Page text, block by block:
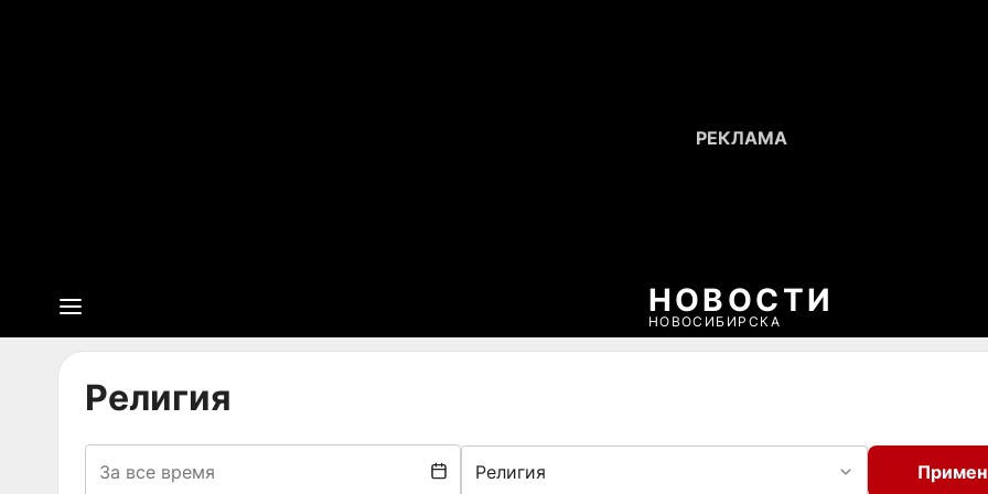
НОВОСТИ
НОВОСИБИРСКА
Религия
Религия